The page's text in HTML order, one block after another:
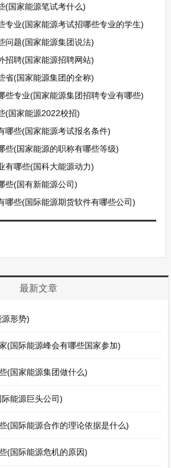
(国家能源笔试考什么)
专业(国家能源考试招哪些专业的学生)
问题(国家能源集团说法)
招聘(国家能源招聘网站)
省(国家能源集团的全称)
些专业(国家能源集团招聘专业有哪些)
(国家能源2022校招)
哪些(国家能源考试报名条件)
些(国家能源的职称有哪些等级)
有哪些(国科大能源动力)
些(国有新能源公司)
哪些(国际能源期货软件有哪些公司)
最新文章
形势)
(国际能源峰会有哪些国家参加)
(国家能源集团做什么)
能源巨头公司)
(国际能源合作的理论依据是什么)
(国际能源危机的原因)